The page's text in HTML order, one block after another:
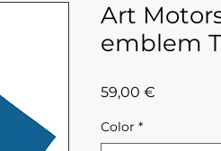
Art
emblem
59,00 €
Color *